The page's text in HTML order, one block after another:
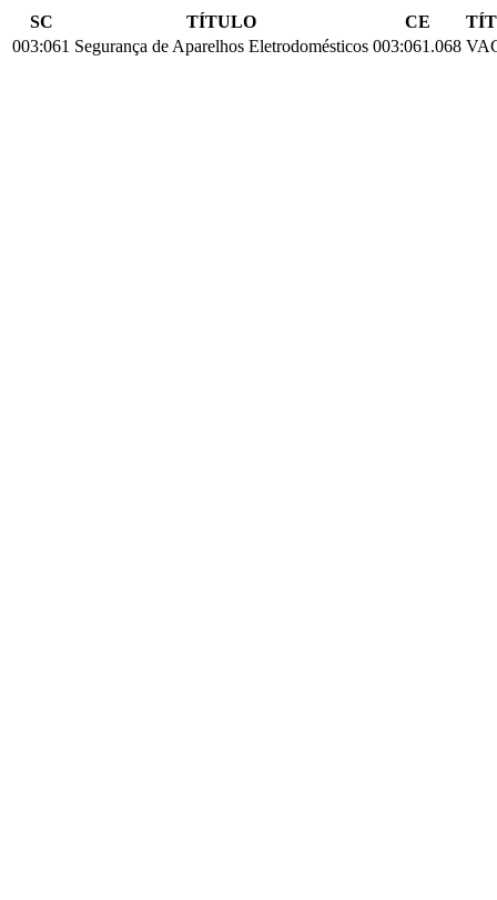
SC TÍTULO CE
003:061 Segurança de Aparelhos Eletrodomésticos 003:061.068